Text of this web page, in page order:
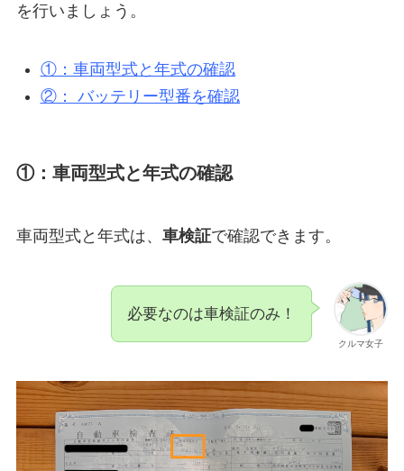
を行いましょう。
①：車両型式と年式の確認
②： バッテリー型番を確認
①：車両型式と年式の確認
車両型式と年式は、 車検証で確認できます。
クルマ女子
必要なのは車検証のみ！